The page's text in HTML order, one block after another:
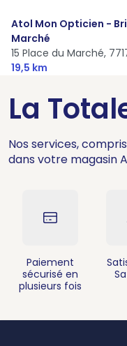
Atol Mon Opticien -
Marché
15 Place du Marché,
19,5 km
La
Nos services,
dans votre magasin
Paiement
sécurisé en
plusieurs fois